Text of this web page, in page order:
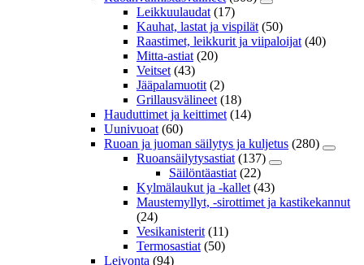
Leikkuulaudat (17)
Kauhat, lastat ja vispilät (50)
Raastimet, leikkurit ja viipaloijat (40)
Mitta-astiat (20)
Veitset (43)
Jääpalamuotit (2)
Grillausvälineet (18)
Hauduttimet ja keittimet (14)
Uunivuoat (60)
Ruoan ja juoman säilytys ja kuljetus (280)
Ruoansäilytysastiat (137)
Säilöntäastiat (22)
Kylmälaukut ja -kallet (43)
Maustemyllyt, -sirottimet ja kastikekannut
(24)
Vesikanisterit (11)
Termosastiat (50)
Leivonta (94)